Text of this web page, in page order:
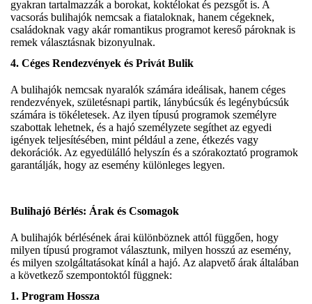
gyakran tartalmazzák a borokat, koktélokat és pezsgőt is. A
vacsorás bulihajók nemcsak a fiataloknak, hanem cégeknek,
családoknak vagy akár romantikus programot kereső pároknak is
remek választásnak bizonyulnak.
4. Céges Rendezvények és Privát Bulik
A bulihajók nemcsak nyaralók számára ideálisak, hanem céges
rendezvények, születésnapi partik, lánybúcsúk és legénybúcsúk
számára is tökéletesek. Az ilyen típusú programok személyre
szabottak lehetnek, és a hajó személyzete segíthet az egyedi
igények teljesítésében, mint például a zene, étkezés vagy
dekorációk. Az egyedülálló helyszín és a szórakoztató programok
garantálják, hogy az esemény különleges legyen.
Bulihajó Bérlés: Árak és Csomagok
A bulihajók bérlésének árai különböznek attól függően, hogy
milyen típusú programot választunk, milyen hosszú az esemény,
és milyen szolgáltatásokat kínál a hajó. Az alapvető árak általában
a következő szempontoktól függnek:
1. Program Hossza